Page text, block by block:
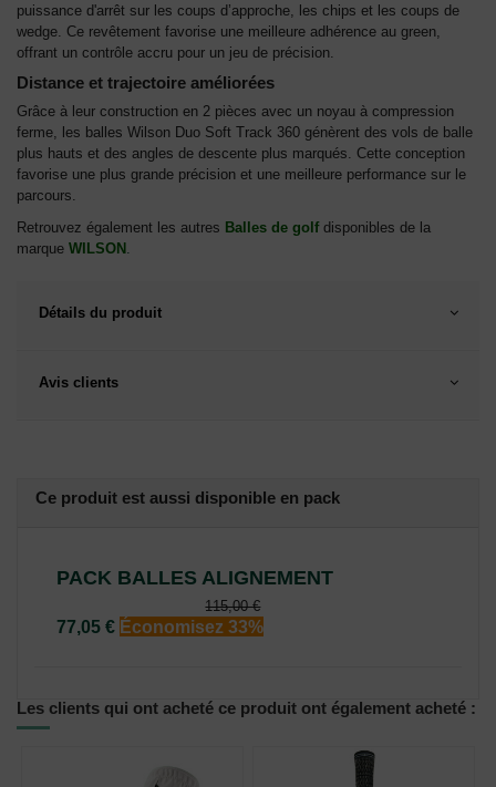
puissance d'arrêt sur les coups d’approche, les chips et les coups de
wedge. Ce revêtement favorise une meilleure adhérence au green,
offrant un contrôle accru pour un jeu de précision.
Distance et trajectoire améliorées
Grâce à leur construction en 2 pièces avec un noyau à compression
ferme, les balles Wilson Duo Soft Track 360 génèrent des vols de balle
plus hauts et des angles de descente plus marqués. Cette conception
favorise une plus grande précision et une meilleure performance sur le
parcours.
Retrouvez également les autres Balles de golfdisponibles de la
marque WILSON .
Détails du produit
Avis clients
Ce produit est aussi disponible en pack
PACK BALLES ALIGNEMENT
115,00 €
77,05 € Économisez 33%
Les clients qui ont acheté ce produit ont également acheté :